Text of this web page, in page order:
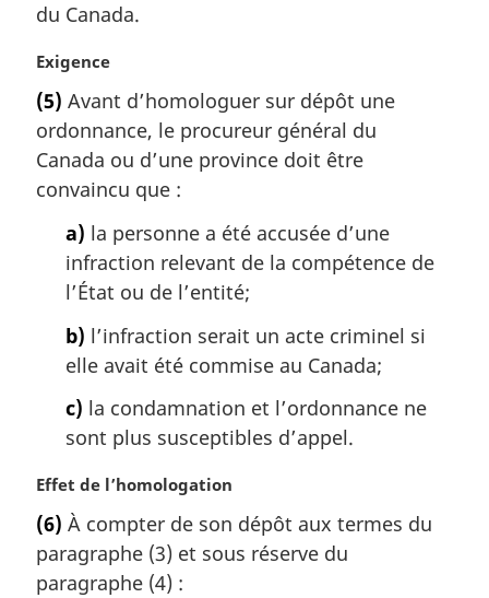
g
n
a
e
:
du Canada.
N
t
e
m
a
Exigence
(5) Avant d’homologuer sur dépôt une
ordonnance, le procureur général du
Canada ou d’une province doit être
convaincu que :
a) la personne a été accusée d’une
infraction relevant de la compétence de
l’État ou de l’entité;
b) l’infraction serait un acte criminel si
elle avait été commise au Canada;
c) la condamnation et l’ordonnance ne
sont plus susceptibles d’appel.
N
t
e
m
Effet de l’homologation
(6) À compter de son dépôt aux termes du
paragraphe (3) et sous réserve du
paragraphe (4) :